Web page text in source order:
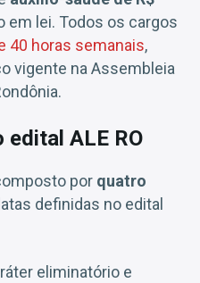
em lei. Todos os cargos
40 horas semanais,
vigente na Assembleia
edital ALE RO
por quatro
definidas no edital
eliminatório e